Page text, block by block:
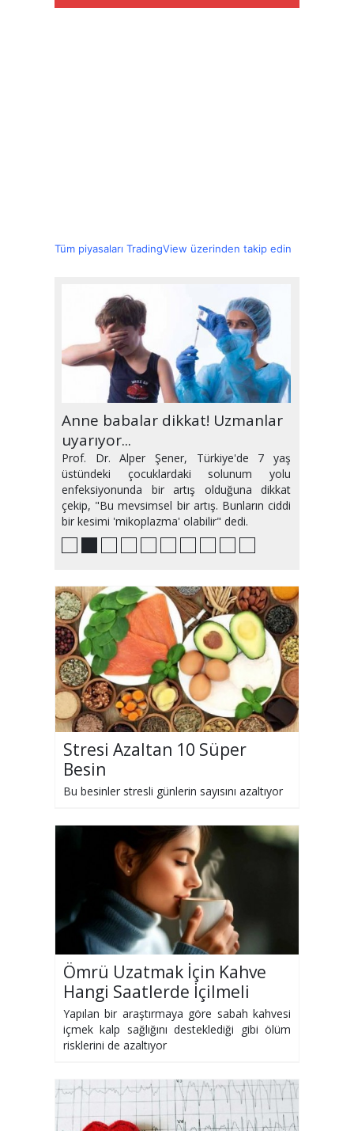
Tüm piyasaları TradingView üzerinden takip edin
Randevuya gitmeyene yasak
geliyor!
Anne babalar dikkat! Uzmanlar
uyarıyor...
Prof. Dr. Alper Şener, Türkiye'de 7 yaş
üstündeki çocuklardaki solunum yolu
enfeksiyonunda bir artış olduğuna dikkat
çekip, "Bu mevsimsel bir artış. Bunların ciddi
bir kesimi 'mikoplazma' olabilir" dedi.
Hipertansiyona neden olan 6
hatalı alışkanlık!
Gebeliğin ilk üç ayı nasıl
geçirilmeli?
Güneşin ciltte en sık yol açtığı 5
hastalık
Klima hastalığı mı yoksa covid-
19 mu?
Türkiye'de maymun çiçeği
şüphesi
Sıvı kaybını 'meyve suyu' ile
önleyin
Ramazan'da kimler oruç
tutmamalı?
Güncelleme yapmayan sağlık
hizmeti alamayacak!
Stresi Azaltan 10 Süper
Besin
Bu besinler stresli günlerin sayısını azaltıyor
Ömrü Uzatmak İçin Kahve
Hangi Saatlerde İçilmeli
Yapılan bir araştırmaya göre sabah kahvesi
içmek kalp sağlığını desteklediği gibi ölüm
risklerini de azaltıyor